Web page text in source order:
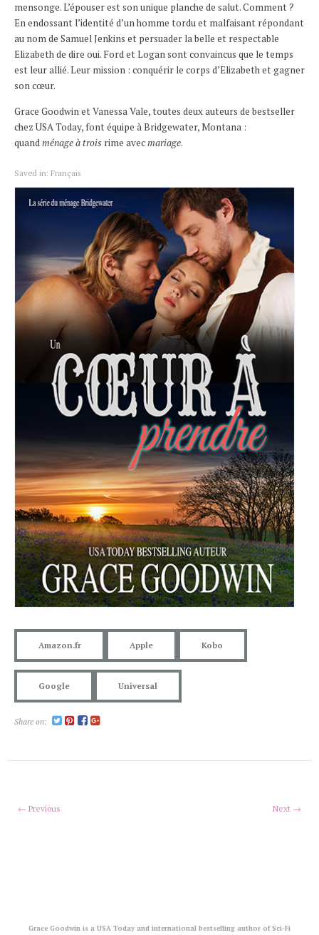
mensonge. L’épouser est son unique planche de salut. Comment ?
En endossant l’identité d’un homme tordu et malfaisant répondant
au nom de Samuel Jenkins et persuader la belle et respectable
Elizabeth de dire oui. Ford et Logan sont convaincus que le temps
est leur allié. Leur mission : conquérir le corps d’Elizabeth et gagner
son cœur.
Grace Goodwin et Vanessa Vale, toutes deux auteurs de bestseller
chez USA Today, font équipe à Bridgewater, Montana :
quandménage à trois rime avecmariage.
Saved in: Français
Amazon.fr Apple Kobo
Google Universal
Share on:
Next →
← Previous
Grace Goodwin is a USA Today and international bestselling author of Sci-Fi